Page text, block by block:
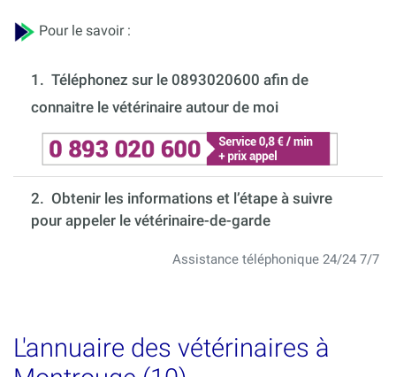
Pour le savoir :
1. Téléphonez sur le 0893020600 afin de
connaitre le vétérinaire autour de moi
2. Obtenir les informations et l’étape à suivre
pour appeler le vétérinaire-de-garde
Assistance téléphonique 24/24 7/7
L'annuaire des vétérinaires à